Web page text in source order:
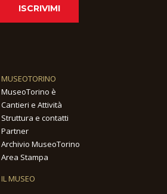
ISCRIVIMI
MUSEOTORINO
MuseoTorino è
Cantieri e Attività
Struttura e contatti
Partner
Archivio MuseoTorino
Area Stampa
IL MUSEO